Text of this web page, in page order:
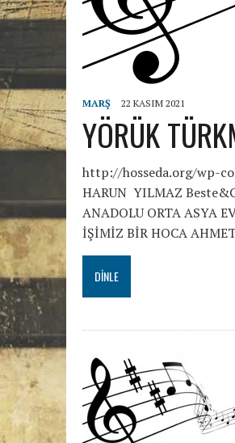
MARŞ 22 KASIM 2021
YÖRÜK
http://hosseda.org/wp-
HARUN YILMAZ
ANADOLU ORTA ASYA
İŞİMİZ BİR HOCA
DINLE